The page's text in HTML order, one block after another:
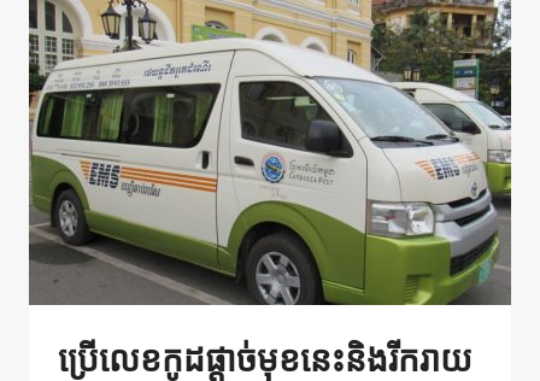
បញ្ចុះ
តម្លៃ
5%
ប្រើលេខកូដផ្តាច់មុខនេះនិងរីករាយ